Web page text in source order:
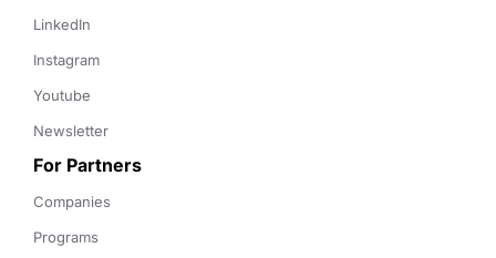
LinkedIn
Instagram
Youtube
Newsletter
For Partners
Companies
Programs